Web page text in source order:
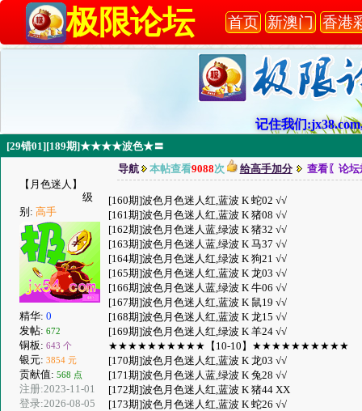
极限论坛 首页 新澳门 香港
记住我们
[29错01][189期]★★★★波色★〓
【月色迷人】
级
别: 高手
精华: 0
发帖: 672
铜板: 643 个
银元: 3854 元
贡献值: 568 点
注册:2023-11-01
登录:2026-08-05
导航 本帖查看9088次 给高手加分 查看〖论坛
[160期]波色月色迷人红,蓝波 K 蛇02 √√
[161期]波色月色迷人红,蓝波 K 猪08 √√
[162期]波色月色迷人蓝,绿波 K 猪32 √√
[163期]波色月色迷人蓝,绿波 K 马37 √√
[164期]波色月色迷人红,绿波 K 狗21 √√
[165期]波色月色迷人红,蓝波 K 龙03 √√
[166期]波色月色迷人蓝,绿波 K 牛06 √√
[167期]波色月色迷人红,蓝波 K 鼠19 √√
[168期]波色月色迷人红,蓝波 K 龙15 √√
[169期]波色月色迷人红,绿波 K 羊24 √√
★★★★★★★★★★【10-10】★★★★★★★★★★
[170期]波色月色迷人红,蓝波 K 龙03 √√
[171期]波色月色迷人蓝,绿波 K 兔28 √√
[172期]波色月色迷人红,蓝波 K 猪44 XX
[173期]波色月色迷人红,蓝波 K 蛇26 √√